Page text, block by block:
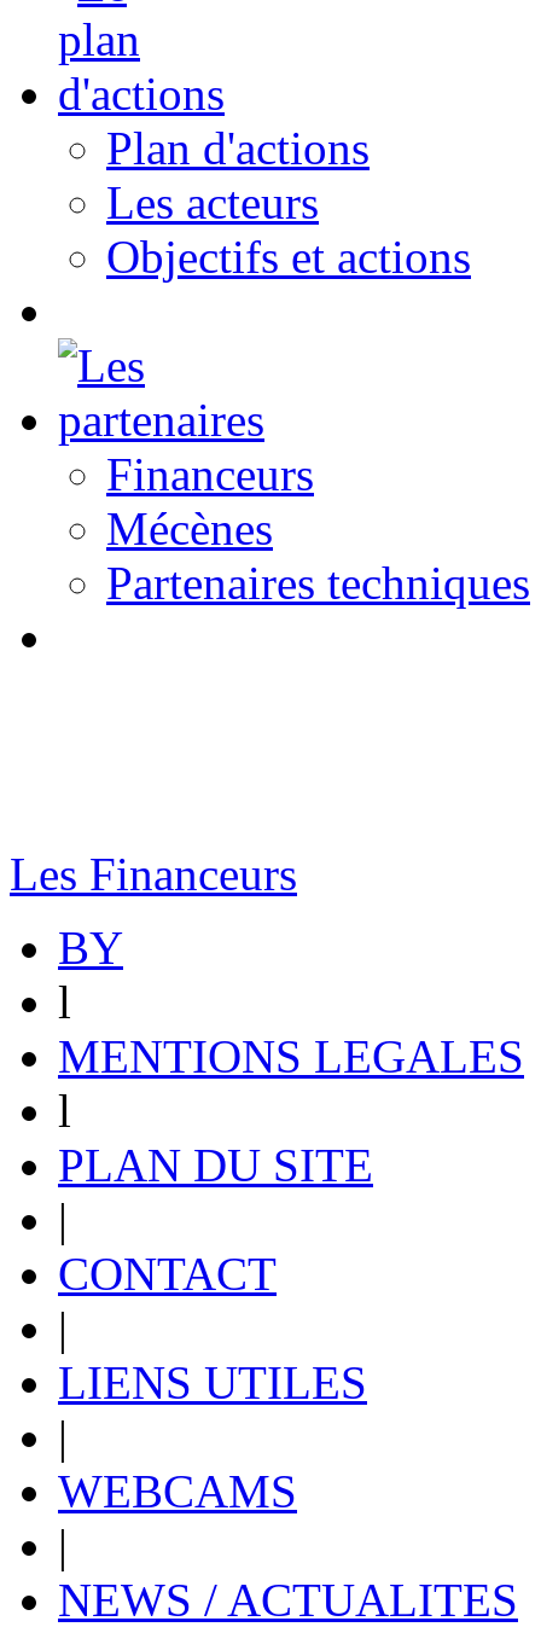
Plan d'actions
Les acteurs
Objectifs et actions
Financeurs
Mécènes
Partenaires techniques
Les Financeurs
BY
l
MENTIONS LEGALES
l
PLAN DU SITE
|
CONTACT
|
LIENS UTILES
|
WEBCAMS
|
NEWS / ACTUALITES